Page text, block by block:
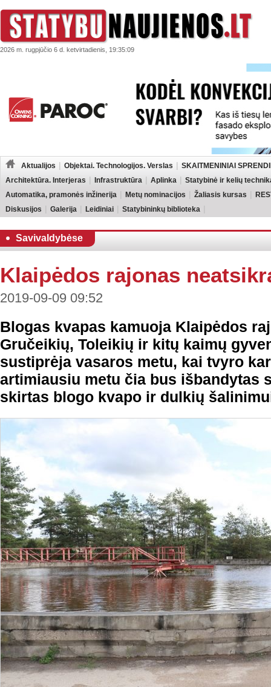
2026 m. rugpjūčio 6 d. ketvirtadienis, 19:35:09
Aktualijos Objektai. Technologijos. Verslas
SKAITMENINIAI
Architektūra. Interjeras
Infrastruktūra Aplinka
Statybinė ir kelių
Automatika, pramonės inžinerija
Metų nominacijos Žaliasis kursas
Diskusijos
Galerija Leidiniai Statybininkų biblioteka
Savivaldybėse
Klaipėdos rajonas
2019-09-09 09:52
Blogas kvapas kamuoja Klaipėdos
Gručeikių, Toleikių ir kitų kaimų
sustiprėja vasaros metu, kai tvyro
artimiausiu metu čia bus išbandytas
skirtas blogo kvapo ir dulkių